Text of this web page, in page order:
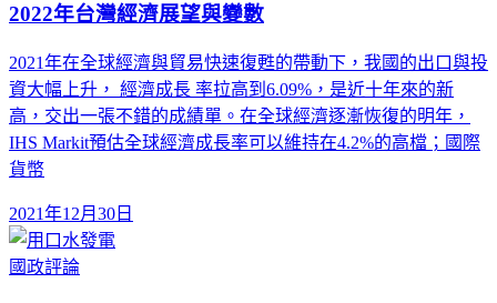
2022年台灣經濟展望與變數
2021年在全球經濟與貿易快速復甦的帶動下，我國的出口與投
資大幅上升， 經濟成長 率拉高到6.09%，是近十年來的新
高，交出一張不錯的成績單。在全球經濟逐漸恢復的明年，
IHS Markit預估全球經濟成長率可以維持在4.2%的高檔；國際
貨幣
2021年12月30日
國政評論